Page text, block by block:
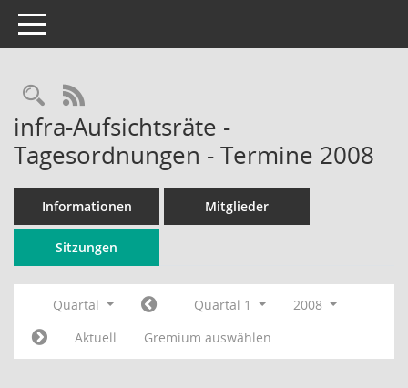
Toggle navigation
Rechercheauswahl
RSS-Feed
infra-Aufsichtsräte -
Tagesordnungen - Termine 2008
Informationen Mitglieder
Sitzungen
Quartal Quartal 1
2008
Aktuell
Gremium auswählen